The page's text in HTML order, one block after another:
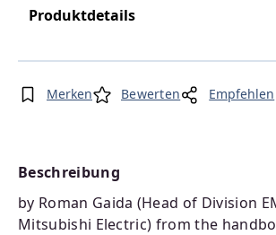
Produktdetails
Merken Bewerten Empfehlen
Beschreibung
by Roman Gaida (Head of Division
Mitsubishi Electric) from the